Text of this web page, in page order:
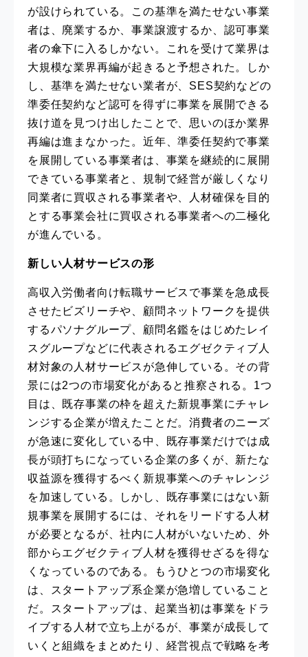
が設けられている。この基準を満たせない事業
者は、廃業するか、事業譲渡するか、認可事業
者の傘下に入るしかない。これを受けて業界は
大規模な業界再編が起きると予想された。しか
し、基準を満たせない業者が、SES契約などの
準委任契約など認可を得ずに事業を展開できる
抜け道を見つけ出したことで、思いのほか業界
再編は進まなかった。近年、準委任契約で事業
を展開している事業者は、事業を継続的に展開
できている事業者と、規制で経営が厳しくなり
同業者に買収される事業者や、人材確保を目的
とする事業会社に買収される事業者への二極化
が進んでいる。
新しい人材サービスの形
高収入労働者向け転職サービスで事業を急成長
させたビズリーチや、顧問ネットワークを提供
するパソナグループ、顧問名鑑をはじめたレイ
スグループなどに代表されるエグゼクティブ人
材対象の人材サービスが急伸している。その背
景には2つの市場変化があると推察される。1つ
目は、既存事業の枠を超えた新規事業にチャレ
ンジする企業が増えたことだ。消費者のニーズ
が急速に変化している中、既存事業だけでは成
長が頭打ちになっている企業の多くが、新たな
収益源を獲得するべく新規事業へのチャレンジ
を加速している。しかし、既存事業にはない新
規事業を展開するには、それをリードする人材
が必要となるが、社内に人材がいないため、外
部からエグゼクティブ人材を獲得せざるを得な
くなっているのである。もうひとつの市場変化
は、スタートアップ系企業が急増していること
だ。スタートアップは、起業当初は事業をドラ
イブする人材で立ち上がるが、事業が成長して
いくと組織をまとめたり、経営視点で戦略を考